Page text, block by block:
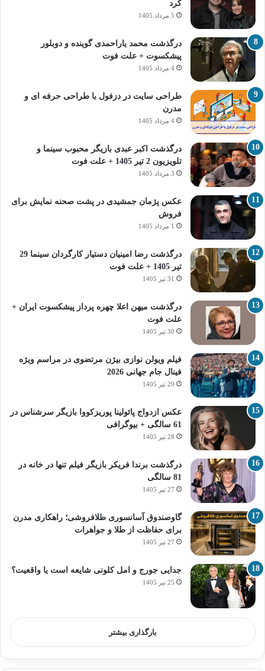
کرد
5 مرداد 1405
درگذشت محمد یاراحمدی گوینده و دوبلور
پیشکسوت + علت فوت
4 مرداد 1405
طراحی سایت در دزفول با طراحی حرفه‌ ای و
مدرن
4 مرداد 1405
درگذشت اکبر عبدی بازیگر محبوب سینما و
تلویزیون 2 تیر 1405 + علت فوت
3 مرداد 1405
عکس پژمان جمشیدی در پشت صحنه نمایش برای
فروش
1 مرداد 1405
درگذشت رضا امینیان دستیار کارگردان سینما 29
تیر 1405 + علت فوت
31 تیر 1405
درگذشت میهن اعلا چهره پرداز پیشکسوت ایران +
علت فوت
30 تیر 1405
فیلم ویولن نوازی بیژن مرتضوی در مراسم ویژه
فینال جام جهانی 2026
29 تیر 1405
عکس ازدواج پائولینا پوریزکووا بازیگر سرشناس در
61 سالگی + بیوگرافی
28 تیر 1405
درگذشت برندا فریکر بازیگر فیلم تنها در خانه در
81 سالگی
27 تیر 1405
گاوصندوق آسانسوری طلافروشی؛ راهکاری مدرن
برای حفاظت از طلا و جواهرات
27 تیر 1405
جدایی جورج و امل کلونی شایعه است یا واقعیت؟
25 تیر 1405
بارگذاری بیشتر